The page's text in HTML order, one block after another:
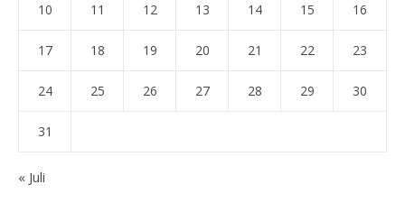
10 11 12 13 14 15 16
17 18 19 20 21 22 23
24 25 26 27 28 29 30
31
« Juli